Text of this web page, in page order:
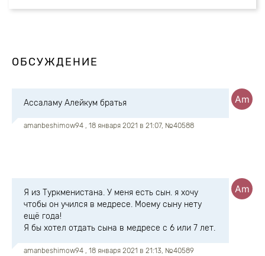
ОБСУЖДЕНИЕ
Ассаламу Алейкум братья
amanbeshimow94 , 18 января 2021 в 21:07, №40588
Я из Туркменистана. У меня есть сын. я хочу
чтобы он учился в медресе. Моему сыну нету
ещё года!
Я бы хотел отдать сына в медресе с 6 или 7 лет.
amanbeshimow94 , 18 января 2021 в 21:13, №40589